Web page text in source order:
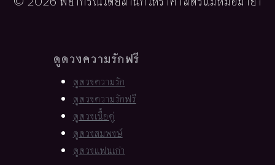
ดูดวงความรักฟรี
ดูดวงความรัก
ดูดวงความรักฟรี
ดูดวงเนื้อคู่
ดูดวงสมพงษ์
ดูดวงแฟนเก่า